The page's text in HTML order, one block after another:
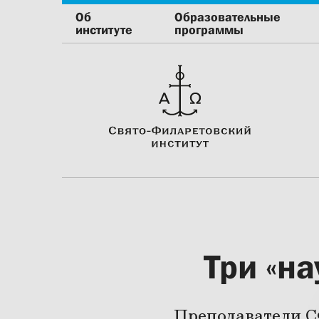
Об
институте
Образовательные
программы
Три